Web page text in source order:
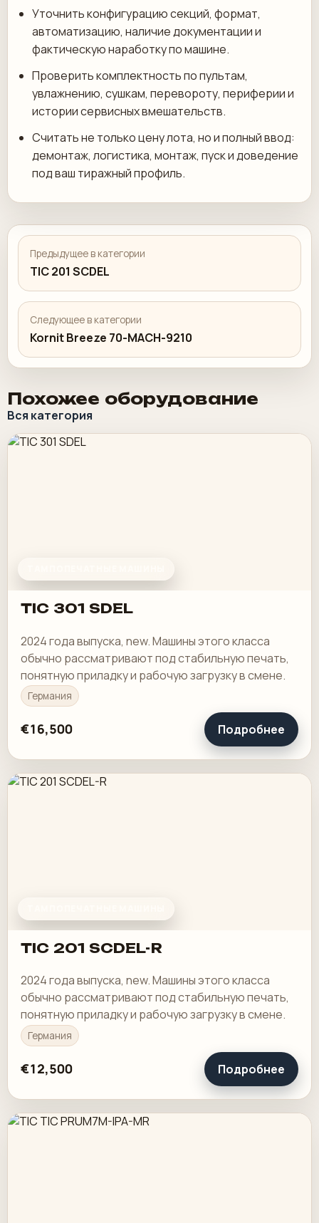
Уточнить конфигурацию секций, формат,
автоматизацию, наличие документации и
фактическую наработку по машине.
Проверить комплектность по пультам,
увлажнению, сушкам, перевороту, периферии и
истории сервисных вмешательств.
Считать не только цену лота, но и полный ввод:
демонтаж, логистика, монтаж, пуск и доведение
под ваш тиражный профиль.
Предыдущее в категории
TIC 201 SCDEL
Следующее в категории
Kornit Breeze 70-MACH-9210
Похожее оборудование
Вся категория
TIC 301 SDEL
2024 года выпуска, new. Машины этого класса
обычно рассматривают под стабильную печать,
понятную приладку и рабочую загрузку в смене.
Германия
€16,500 Подробнее
TIC 201 SCDEL-R
2024 года выпуска, new. Машины этого класса
обычно рассматривают под стабильную печать,
понятную приладку и рабочую загрузку в смене.
Германия
€12,500 Подробнее